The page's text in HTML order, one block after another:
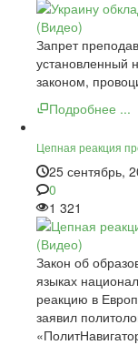
Запрет
установленный
законом,
Подробнее ...
Цепная реакция
25 сентябрь,
0
1 321
Закон об
языках
реакцию в
заявил